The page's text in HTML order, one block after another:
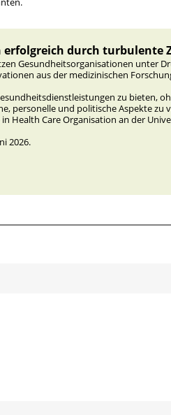
durch turbulente
Gesundheitsorganisationen unter
aus der medizinischen
zu bieten,
personelle und politische Aspekte zu
Health Care Organisation an der
2026.